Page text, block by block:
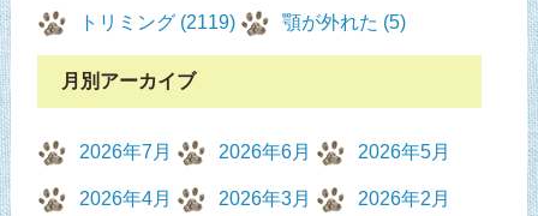
トリミング (2119) 顎が外れた (5)
月別アーカイブ
2026年7月 2026年6月 2026年5月
2026年4月 2026年3月 2026年2月